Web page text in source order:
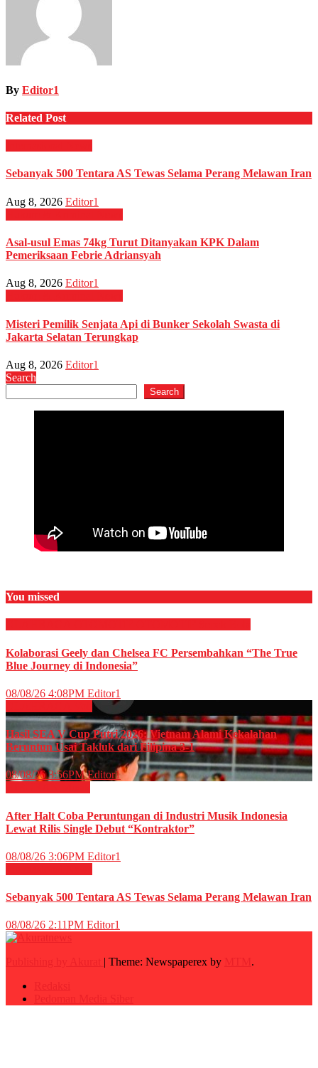
By Editor1
Related Post
Sebanyak 500 Tentara AS Tewas Selama Perang Melawan Iran
Aug 8, 2026 Editor1
Asal-usul Emas 74kg Turut Ditanyakan KPK Dalam
Pemeriksaan Febrie Adriansyah
Aug 8, 2026 Editor1
Misteri Pemilik Senjata Api di Bunker Sekolah Swasta di
Jakarta Selatan Terungkap
Aug 8, 2026 Editor1
Search
Search
You missed
Kolaborasi Geely dan Chelsea FC Persembahkan “The True
Blue Journey di Indonesia”
08/08/26 4:08PM Editor1
Hasil SEA V Cup Putri 2026: Vietnam Alami Kekalahan
Beruntun Usai Takluk dari Filipina 3-1
08/08/26 3:56PMEditor1
After Halt Coba Peruntungan di Industri Musik Indonesia
Lewat Rilis Single Debut “Kontraktor”
08/08/26 3:06PM Editor1
Sebanyak 500 Tentara AS Tewas Selama Perang Melawan Iran
08/08/26 2:11PM Editor1
Theme: Newspaperex by
.